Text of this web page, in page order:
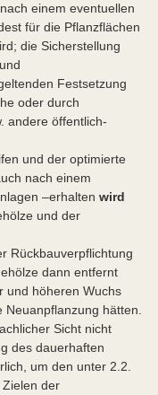
einem eventuellen
für die Pflanzflächen
die Sicherstellung
Festsetzung
oder durch
andere öffentlich-
und der optimierte
nach einem
–erhalten wird
und der
Rückbauverpflichtung
dann entfernt
und höheren Wuchs
hätten.
Sicht nicht
des dauerhaften
um den unter 2.2.
der